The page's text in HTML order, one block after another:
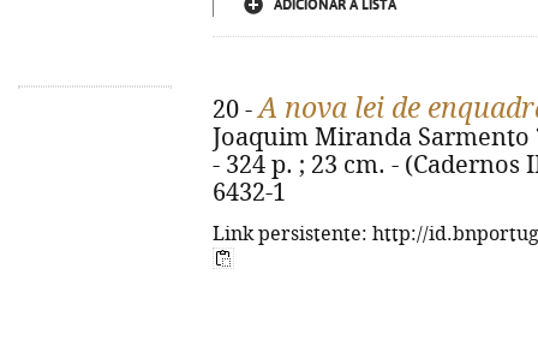
ADICIONAR À LISTA
20 -A nova lei de
Joaquim Miranda Sarmento
- 324 p. ; 23 cm. - (Cadernos
6432-1
Link persistente: http://